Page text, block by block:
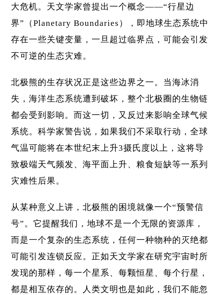
大危机。天文学家曾提出一个概念——“行星边
界”（Planetary Boundaries），即地球生态系统中
存在一些关键变量，一旦超过临界点，可能会引发
不可逆的生态灾难。
北极熊的生存状况正是这些边界之一。当海冰消
失，海洋生态系统遭到破坏，整个北极圈的生物链
都会受到影响。而这一切，又反过来影响全球气候
系统。科学家警告说，如果我们不采取行动，全球
气温可能将在本世纪末上升3摄氏度以上，这将导
致极端天气频发、海平面上升、粮食短缺等一系列
灾难性后果。
从某种意义上讲，北极熊的困境就像一个“预警信
号”。它提醒我们，地球不是一个无限的资源库，
而是一个复杂的生态系统，任何一种物种的灭绝都
可能引发连锁反应。正如天文学家在研究宇宙时所
发现的那样，每一个星系、每颗恒星、每个行星，
都是相互依存的。人类文明也是如此，我们不能忽